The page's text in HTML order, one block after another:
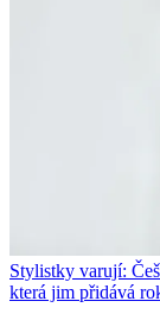
Stylistky varují:
která jim přidává